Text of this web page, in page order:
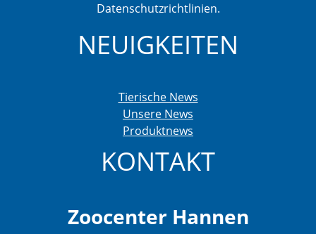
Datenschutzrichtlinien.
NEUIGKEITEN
Tierische News
Unsere News
Produktnews
KONTAKT
Zoocenter Hannen